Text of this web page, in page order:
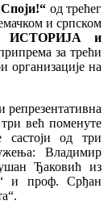
од трећег
и српском
ИСТОРИЈА и
за трећи
организације на
репрезентативна
три већ поменуте
састоји од три
Владимир
Ђаковић из
и проф. Срђан